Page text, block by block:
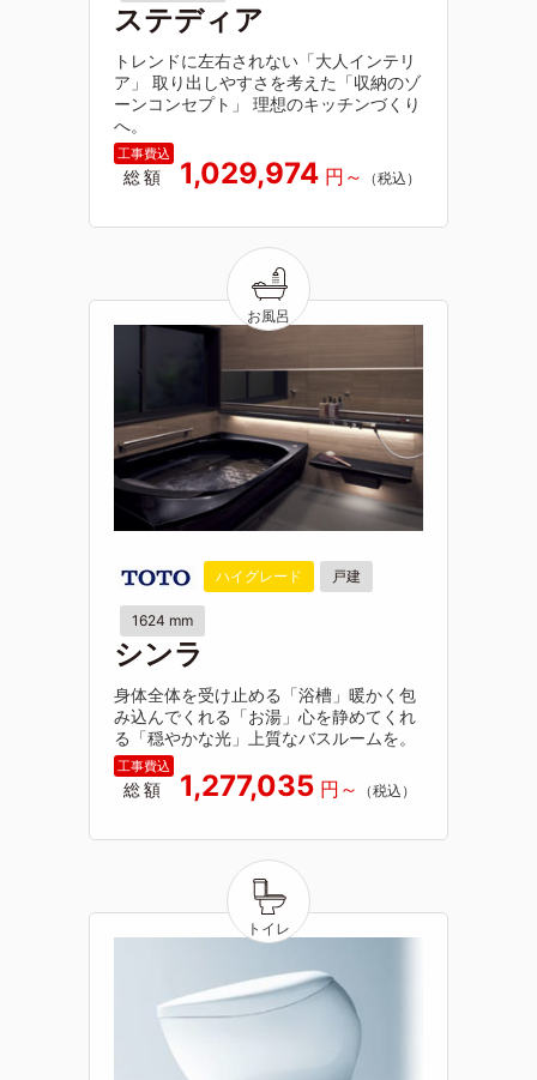
ステディア
トレンドに左右されない「大人インテリ
ア」 取り出しやすさを考えた「収納のゾ
ーンコンセプト」 理想のキッチンづくり
へ。
総額 1,029,974
ハイグレード 戸建
1624 mm
シンラ
身体全体を受け止める「浴槽」暖かく包
み込んでくれる「お湯」心を静めてくれ
る「穏やかな光」上質なバスルームを。
総額 1,277,035